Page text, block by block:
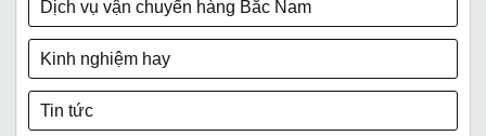
Dịch vụ vận chuyển hàng Bắc Nam
Kinh nghiệm hay
Tin tức